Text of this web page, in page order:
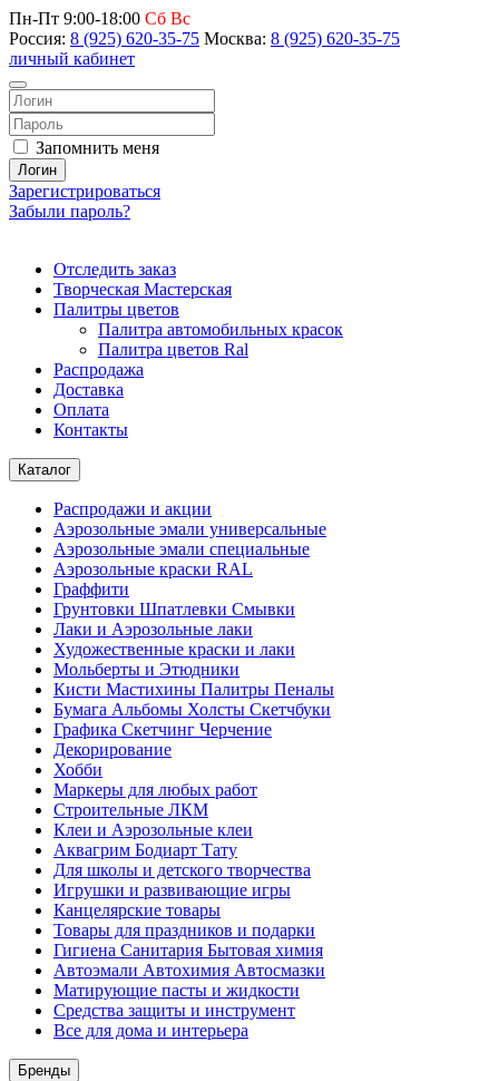
Пн-Пт 9:00-18:00 Сб Вс
Россия: 8 (925) 620-35-75 Москва: 8 (925) 620-35-75
личный кабинет
Запомнить меня
Логин
Зарегистрироваться
Забыли пароль?
Отследить заказ
Творческая Мастерская
Палитры цветов
Палитра автомобильных красок
Палитра цветов Ral
Распродажа
Доставка
Оплата
Контакты
Каталог
Распродажи и акции
Аэрозольные эмали универсальные
Аэрозольные эмали специальные
Аэрозольные краски RAL
Граффити
Грунтовки Шпатлевки Смывки
Лаки и Аэрозольные лаки
Художественные краски и лаки
Мольберты и Этюдники
Кисти Мастихины Палитры Пеналы
Бумага Альбомы Холсты Скетчбуки
Графика Скетчинг Черчение
Декорирование
Хобби
Маркеры для любых работ
Строительные ЛКМ
Клеи и Аэрозольные клеи
Аквагрим Бодиарт Тату
Для школы и детского творчества
Игрушки и развивающие игры
Канцелярские товары
Товары для праздников и подарки
Гигиена Санитария Бытовая химия
Автоэмали Автохимия Автосмазки
Матирующие пасты и жидкости
Средства защиты и инструмент
Все для дома и интерьера
Бренды